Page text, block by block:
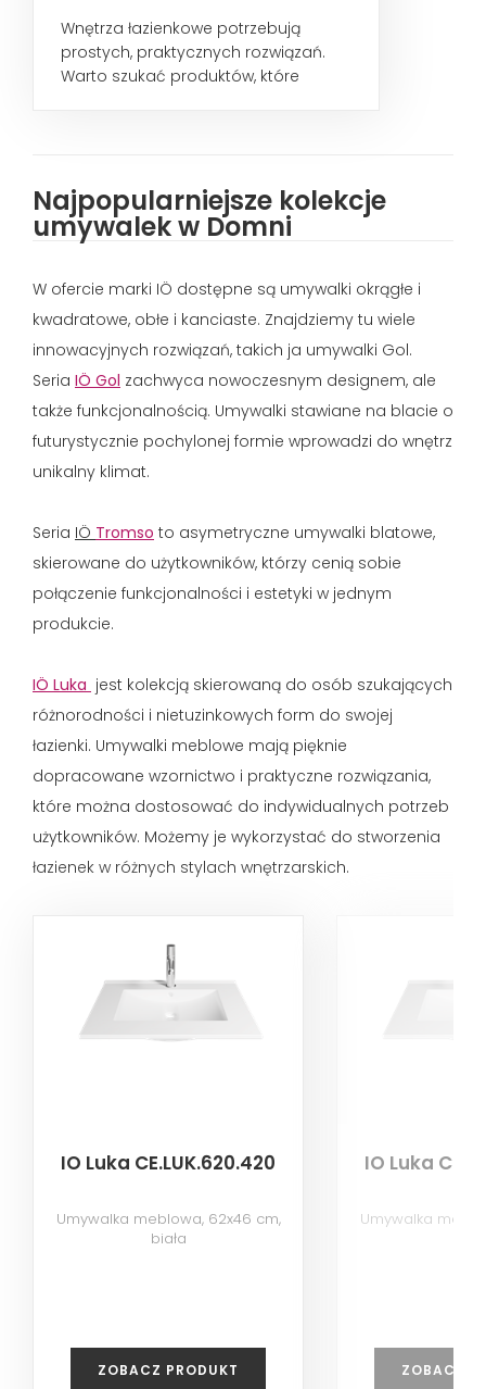
Wnętrza łazienkowe potrzebują
prostych, praktycznych rozwiązań.
Warto szukać produktów, które
Najpopularniejsze kolekcje
umywalek w Domni
W ofercie marki IÖ dostępne są umywalki okrągłe i
kwadratowe, obłe i kanciaste. Znajdziemy tu wiele
innowacyjnych rozwiązań, takich ja umywalki Gol.
Seria IÖ Gol zachwyca nowoczesnym designem, ale
także funkcjonalnością. Umywalki stawiane na blacie o
futurystycznie pochylonej formie wprowadzi do wnętrz
unikalny klimat.
Seria IÖ Tromso to asymetryczne umywalki blatowe,
skierowane do użytkowników, którzy cenią sobie
połączenie funkcjonalności i estetyki w jednym
produkcie.
IÖ Luka jest kolekcją skierowaną do osób szukających
różnorodności i nietuzinkowych form do swojej
łazienki. Umywalki meblowe mają pięknie
dopracowane wzornictwo i praktyczne rozwiązania,
które można dostosować do indywidualnych potrzeb
użytkowników. Możemy je wykorzystać do stworzenia
łazienek w różnych stylach wnętrzarskich.
IO Luka CE.LUK.620.420
Umywalka meblowa, 62x46 cm,
biała
ZOBACZ PRODUKT
IO Luka
Umywalka
ZOBACZ